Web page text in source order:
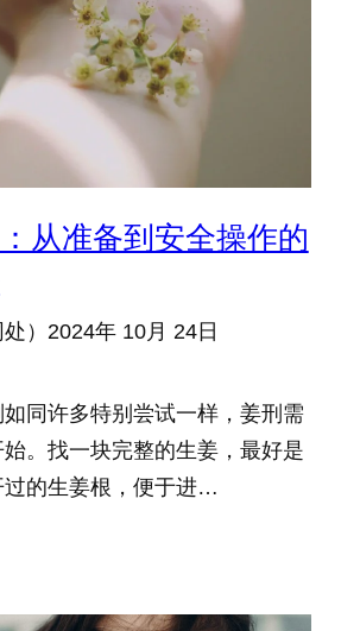
从准备到安全操作的
） 2024年 10月 24日
同许多特别尝试一样，姜刑需
。找一块完整的生姜，最好是
过的生姜根，便于进…